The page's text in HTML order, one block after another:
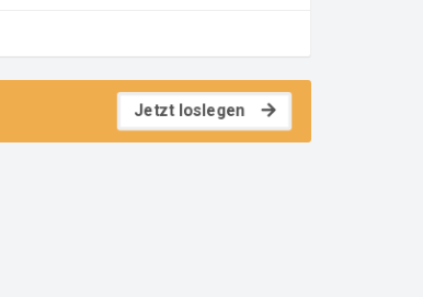
Jetzt loslegen